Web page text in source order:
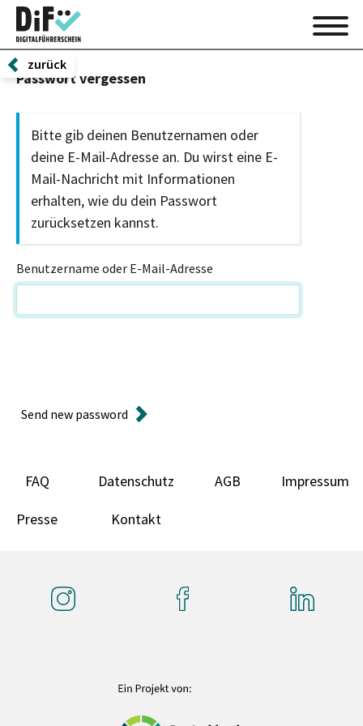
zurück
Passwort vergessen
Bitte gib deinen Benutzernamen oder
deine E-Mail-Adresse an. Du wirst eine E-
Mail-Nachricht mit Informationen
erhalten, wie du dein Passwort
zurücksetzen kannst.
Benutzername oder E-Mail-Adresse
Send new password
FAQ Datenschutz AGB Impressum
Presse Kontakt